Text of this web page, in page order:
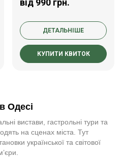
ДЕТАЛЬНІШЕ
КУПИТИ КВИТОК
Одесі
вистави, гастрольні тури та
на сценах міста. Тут
української та світової